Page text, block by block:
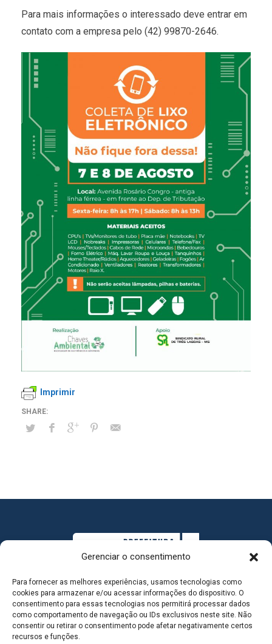
Gerenciar o consentimento
Para fornecer as melhores experiências, usamos tecnologias como
cookies para armazenar e/ou acessar informações do dispositivo. O
consentimento para essas tecnologias nos permitirá processar dados
como comportamento de navegação ou IDs exclusivos neste site. Não
consentir ou retirar o consentimento pode afetar negativamente certos
recursos e funções.
Para mais informações o interessado deve entrar em
contato com a empresa pelo (42) 99870-2646.
Imprimir
MAPA DO SITE